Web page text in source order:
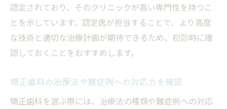
認定されており、そのクリニックが高い専門性を持つこ
とを示しています。認定医が担当することで、より高度
な技術と適切な治療計画が期待できるため、初診時に確
認しておくことをおすすめします。
矯正歯科の治療法や難症例への対応力を確認
矯正歯科を選ぶ際には、治療法の種類や難症例への対応